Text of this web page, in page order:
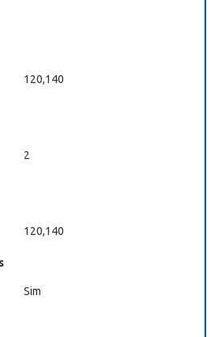
120,140
2
120,140
Sim